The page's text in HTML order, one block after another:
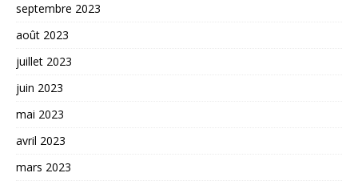
septembre 2023
août 2023
juillet 2023
juin 2023
mai 2023
avril 2023
mars 2023